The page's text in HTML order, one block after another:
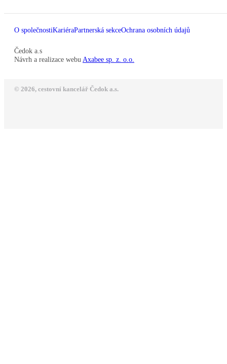
O společnostiKariéraPartnerská sekceOchrana osobních údajů
Čedok a.s
Návrh a realizace webu Axabee sp. z. o.o.
© 2026, cestovní kancelář Čedok a.s.